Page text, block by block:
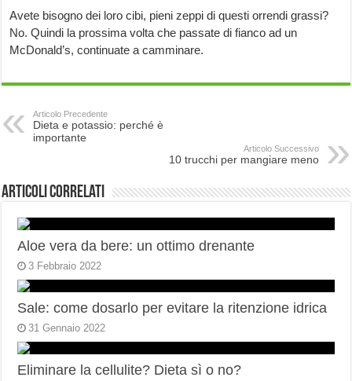
Avete bisogno dei loro cibi, pieni zeppi di questi orrendi grassi?
No. Quindi la prossima volta che passate di fianco ad un
McDonald’s, continuate a camminare.
Articolo Precedente
Dieta e potassio: perché è
importante
Articolo Successivo
10 trucchi per mangiare meno
Articoli correlati
Aloe vera da bere: un ottimo drenante
3 Febbraio 2022
Sale: come dosarlo per evitare la ritenzione idrica
31 Gennaio 2022
Eliminare la cellulite? Dieta sì o no?